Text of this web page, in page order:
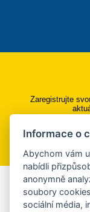
Zaregistrujte
Chcete dostávat
Informace o
Abychom vám
nabídli
anonymně
soubory
sociální média,